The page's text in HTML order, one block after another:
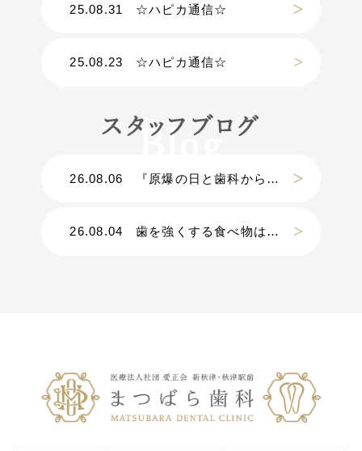
25.08.31 ☆ハピカ通信☆
25.08.23 ☆ハピカ通信☆
スタッフブログ
26.08.06 『原爆の日と歯科から考える災害』
26.08.04 歯を強くする食べ物は？？